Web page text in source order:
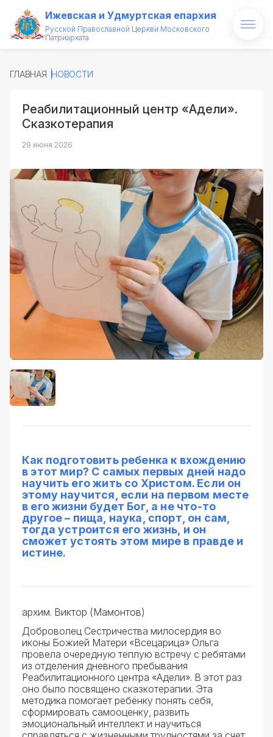
Ижевская и Удмуртская епархия
Русской Православной Церкви Московского
Патриархата
О епархии
Архипастырь
Святые и святыни
Контакты
ГЛАВНАЯ НОВОСТИ
Реабилитационный центр «Адели».
Сказкотерапия
29 июня 2026
Как подготовить ребенка к вхождению
в этот мир? С самых первых дней надо
научить его жить со Христом. Если он
этому научится, если на первом месте
в его жизни будет Бог, а не что-то
другое – пища, наука, спорт, он сам,
тогда устроится его жизнь, и он
сможет устоять этом мире в правде и
истине.
архим. Виктор (Мамонтов)
Доброволец Сестричества милосердия во
иконы Божией Матери «Всецарица» Ольга
провела очередную теплую встречу с ребятами
из отделения дневного пребывания
Реабилитационного центра «Адели». В этот раз
оно было посвящено сказкотерапии. Эта
методика помогает ребёнку понять себя,
сформировать самооценку, развить
эмоциональный интеллект и научиться